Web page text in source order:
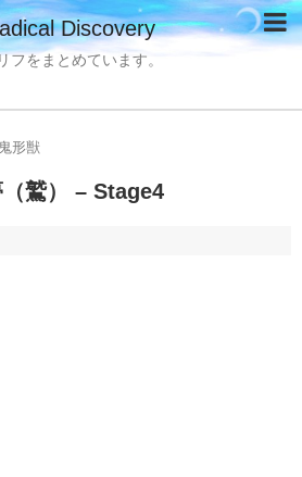
Discovery
をまとめています。
形獣
鷲） – Stage4